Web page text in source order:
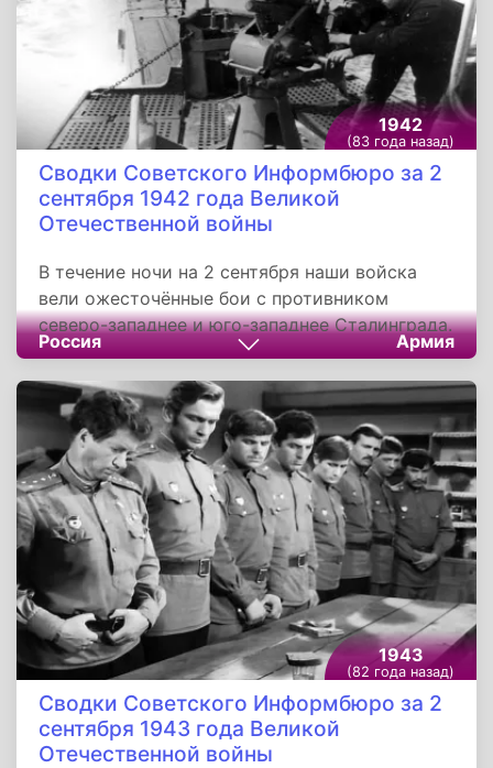
1942
(83 года назад)
Сводки Советского Информбюро за 2
сентября 1942 года Великой
Отечественной войны
В течение ночи на 2 сентября наши войска
вели ожесточённые бои с противником
северо-западнее и юго-западнее Сталинграда.
На других фронтах существенных изменений
не произошло. Северо-западнее Сталинграда
наши войска отбивали атаки противника.
Немцы перешли в наступление на рубеж,
обороняемый Н-ской частью, и проникли в
глубь нашей обороны.
Россия Армия
1943
(82 года назад)
Сводки Советского Информбюро за 2
сентября 1943 года Великой
Отечественной войны